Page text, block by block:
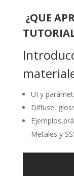
¿QUE
UI y
Diffuse,
Ejemplos
Metales y